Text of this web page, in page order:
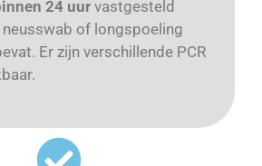
24 uur vastgesteld
of longspoeling
Er zijn verschillende PCR